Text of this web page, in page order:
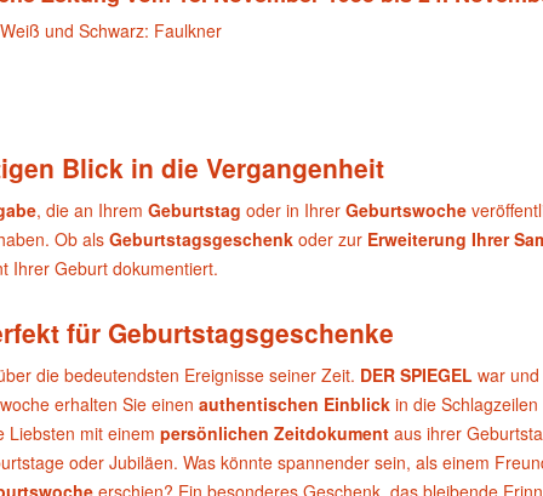
und Schwarz: Faulkner
Blick in die Vergangenheit
, die an Ihrem Geburtstag oder in Ihrer Geburtswoche
Ob als Geburtstagsgeschenk oder zur Erweiterung Ihrer
Ihrer Geburt dokumentiert.
für Geburtstagsgeschenke
die bedeutendsten Ereignisse seiner Zeit. DER SPIEGEL war
erhalten Sie einen authentischen Einblick in die
mit einem persönlichen Zeitdokument aus ihrer
oder Jubiläen. Was könnte spannender sein, als einem
erschien? Ein besonderes Geschenk, das bleibende